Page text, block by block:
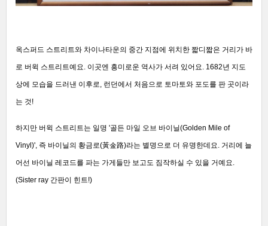
옥스퍼드 스트리트와 차이나타운의 중간 지점에 위치한 짧디짧은 거리가 바
로 버윅 스트리트예요. 이곳엔 흥미로운 역사가 서려 있어요. 1682년 지도
상에 모습을 드러낸 이후로, 런던에서 처음으로 토마토와 포도를 판 곳이라
는 것!
하지만 버윅 스트리트는 일명 '골든 마일 오브 바이닐(Golden Mile of
Vinyl)', 즉 바이닐의 황금로(黃金路)라는 별명으로 더 유명한데요. 거리에 늘
어선 바이닐 레코드를 파는 가게들만 보고도 짐작하실 수 있을 거예요.
(Sister ray 간판이 힌트!)